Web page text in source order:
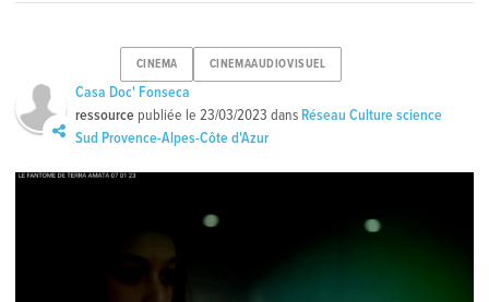
CINEMA CINEMAAUDIOVISUEL
Casa Doc' Fonseca
ressource publiée le23/03/2023 dans Réseau Culture science
Sud Provence-Alpes-Côte d'Azur